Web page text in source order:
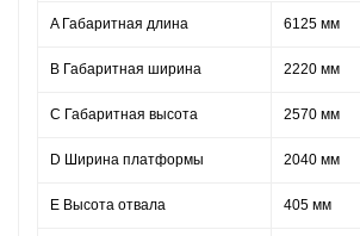
A Габаритная длина 6125 мм
B Габаритная ширина 2220 мм
C Габаритная высота 2570 мм
D Ширина платформы 2040 мм
E Высота отвала 405 мм